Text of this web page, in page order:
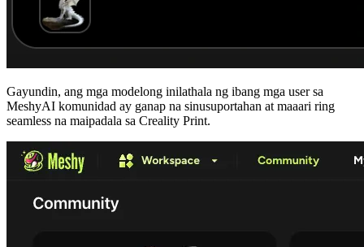
Gayundin, ang mga modelong inilathala ng ibang mga user sa
MeshyAI komunidad ay ganap na sinusuportahan at maaari ring
seamless na maipadala sa Creality Print.